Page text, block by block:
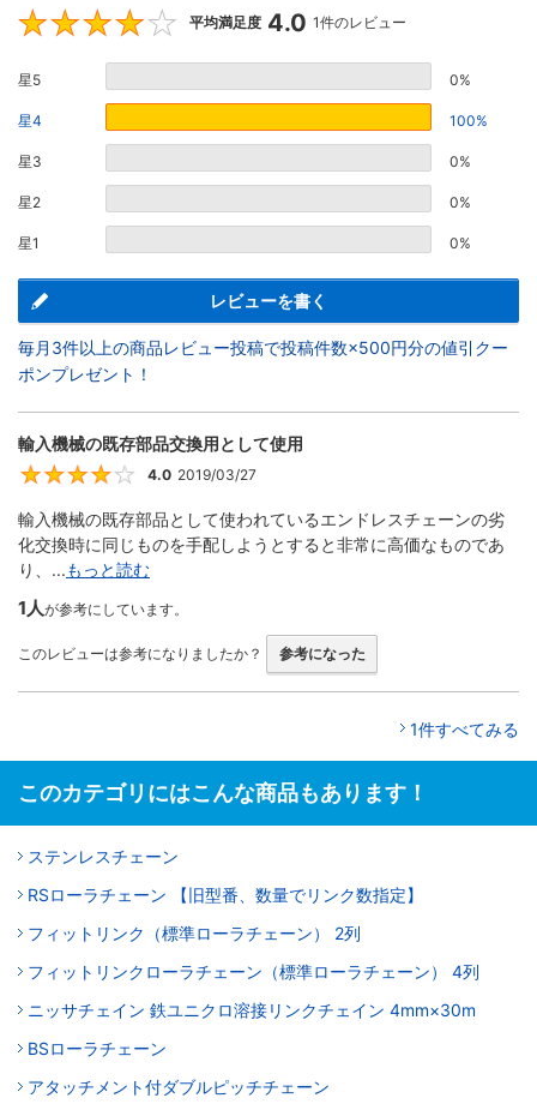
4
平均満足度 4.0 1件のレビュー
星5 0%
星4 100%
星3 0%
星2 0%
星1 0%
レビューを書く
毎月3件以上の商品レビュー投稿で投稿件数×500円分の値引クー
ポンプレゼント！
輸入機械の既存部品交換用として使用
4
4.0 2019/03/27
輸入機械の既存部品として使われているエンドレスチェーンの劣
化交換時に同じものを手配しようとすると非常に高価なものであ
り、...もっと読む
1人が参考にしています。
このレビューは参考になりましたか？ 参考になった
1件すべてみる
このカテゴリにはこんな商品もあります！
ステンレスチェーン
RSローラチェーン 【旧型番、数量でリンク数指定】
フィットリンク（標準ローラチェーン） 2列
フィットリンクローラチェーン（標準ローラチェーン） 4列
ニッサチェイン 鉄ユニクロ溶接リンクチェイン 4mm×30m
BSローラチェーン
アタッチメント付ダブルピッチチェーン